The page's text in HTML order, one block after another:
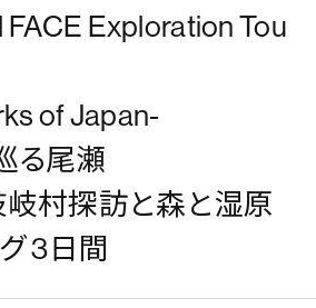
Exploration Tou
of Japan-
る尾瀬
岐村探訪と森と湿原
3日間